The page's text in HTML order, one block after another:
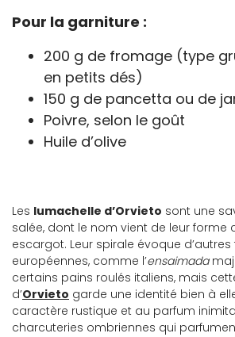
Les lumachelle d’Orvieto sont une
salée, dont le nom vient de leur forme
escargot. Leur spirale évoque
européennes, comme l’ensaimada
certains pains roulés italiens, mais
d’Orvieto garde une identité bien à
caractère rustique et au parfum
charcuteries ombriennes qui
Pour la garniture :
200 g de fromage (type
en petits dés)
150 g de pancetta ou de
Poivre, selon le goût
Huile d’olive